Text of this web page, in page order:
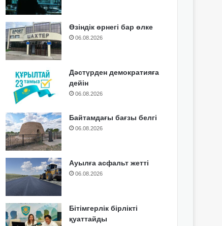
Өзіндік өрнегі бар өлке
06.08.2026
Дәстүрден демократияға
дейін
06.08.2026
Байтамдағы бағзы белгі
06.08.2026
Ауылға асфальт жетті
06.08.2026
Бітімгерлік бірлікті
қуаттайды